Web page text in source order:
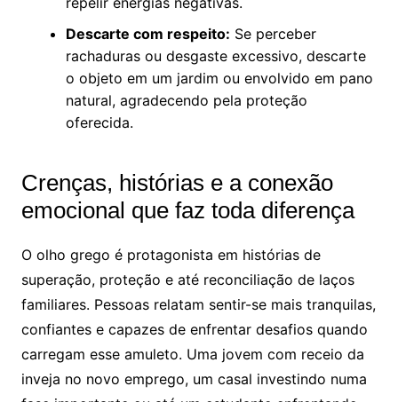
Descarte com respeito: Se perceber
rachaduras ou desgaste excessivo, descarte
o objeto em um jardim ou envolvido em pano
natural, agradecendo pela proteção
oferecida.
Crenças, histórias e a conexão
emocional que faz toda diferença
O olho grego é protagonista em histórias de
superação, proteção e até reconciliação de laços
familiares. Pessoas relatam sentir-se mais tranquilas,
confiantes e capazes de enfrentar desafios quando
carregam esse amuleto. Uma jovem com receio da
inveja no novo emprego, um casal investindo numa